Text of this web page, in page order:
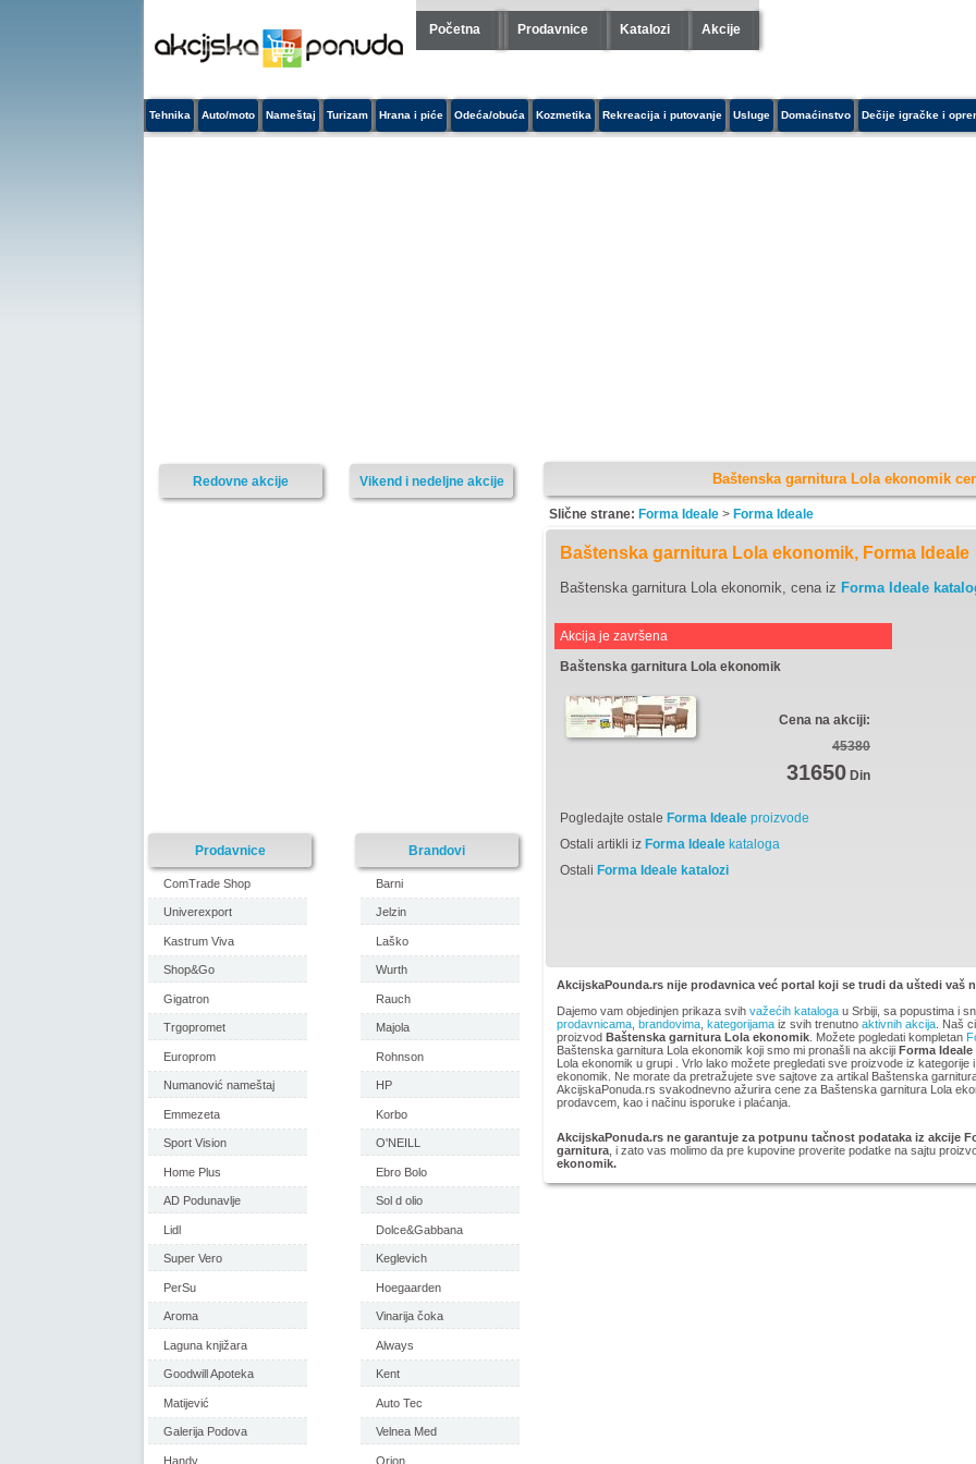
Početna Prodavnice Katalozi Akcije
Tehnika Auto/moto Nameštaj Turizam Hrana i piće Odeća/obuća Kozmetika Rekreacija i putovanje Usluge Domaćinstvo Dečije igračke i
Baštenska garnitura Lola ekonomik
Slične strane: Forma Ideale > Forma Ideale
Baštenska garnitura Lola ekonomik, Forma Ideale
Baštenska garnitura Lola ekonomik, cena iz Forma Ideale
Akcija je završena
Baštenska garnitura Lola ekonomik
Cena na akciji:
45380
31650 Din
Pogledajte ostale Forma Ideale proizvode
Ostali artikli iz Forma Ideale kataloga
Ostali Forma Ideale katalozi
AkcijskaPounda.rs nije prodavnica već portal koji se trudi da uštedi vaš
Dajemo vam objedinjen prikaza svih važećih kataloga u Srbiji, sa popustima i
prodavnicama brandovima kategorijama iz svih trenutno aktivnih akcija . Naš
proizvod Baštenska garnitura Lola ekonomik . Možete pogledati kompletan
Baštenska garnitura Lola ekonomik koji smo mi pronašli na akciji Forma
Lola ekonomik u grupi . Vrlo lako možete pregledati sve proizvode iz kategorije
ekonomik. Ne morate da pretražujete sve sajtove za artikal Baštenska
AkcijskaPonuda.rs svakodnevno ažurira cene za Baštenska garnitura Lola
prodavcem, kao i načinu isporuke i plaćanja.
AkcijskaPonuda.rs ne garantuje za potpunu tačnost podataka iz akcije
garnitura , i zato vas molimo da pre kupovine proverite podatke na sajtu
ekonomik.
Vikend i nedeljne akcije
Redovne akcije
Prodavnice
ComTrade Shop
Univerexport
Kastrum Viva
Shop&Go
Gigatron
Trgopromet
Europrom
Numanović nameštaj
Emmezeta
Sport Vision
Home Plus
AD Podunavlje
Lidl
Super Vero
PerSu
Aroma
Laguna knjižara
Goodwill Apoteka
Matijević
Galerija Podova
Handy
Brandovi
Barni
Jelzin
Laško
Wurth
Rauch
Majola
Rohnson
HP
Korbo
O'NEILL
Ebro Bolo
Sol d olio
Dolce&Gabbana
Keglevich
Hoegaarden
Vinarija čoka
Always
Kent
Auto Tec
Velnea Med
Orion